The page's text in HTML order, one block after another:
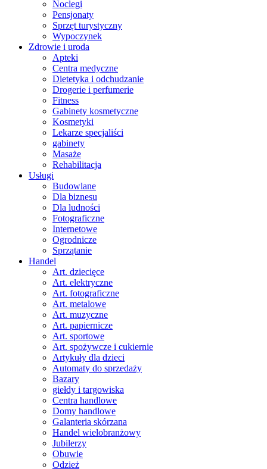
Noclegi
Pensjonaty
Sprzęt turystyczny
Wypoczynek
Zdrowie i uroda
Apteki
Centra medyczne
Dietetyka i odchudzanie
Drogerie i perfumerie
Fitness
Gabinety kosmetyczne
Kosmetyki
Lekarze specjaliści
gabinety
Masaże
Rehabilitacja
Usługi
Budowlane
Dla biznesu
Dla ludności
Fotograficzne
Internetowe
Ogrodnicze
Sprzątanie
Handel
Art. dziecięce
Art. elektryczne
Art. fotograficzne
Art. metalowe
Art. muzyczne
Art. papiernicze
Art. sportowe
Art. spożywcze i cukiernie
Artykuły dla dzieci
Automaty do sprzedaży
Bazary
giełdy i targowiska
Centra handlowe
Domy handlowe
Galanteria skórzana
Handel wielobranżowy
Jubilerzy
Obuwie
Odzież